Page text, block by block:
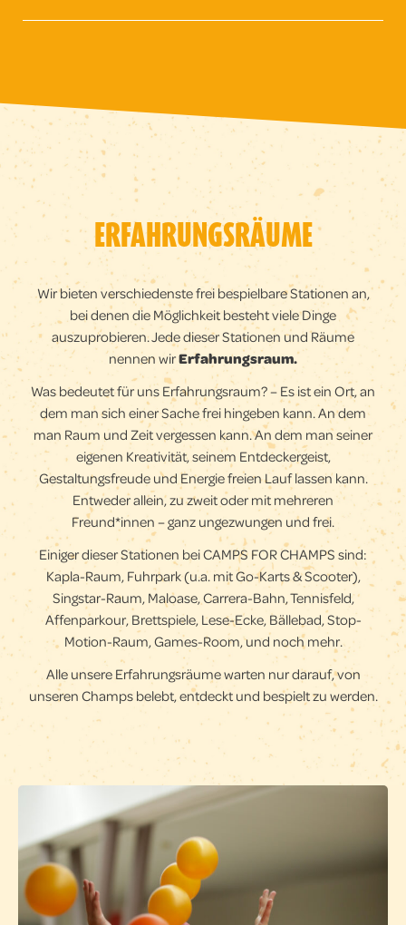
ERFAHRUNGSRÄUME
Wir bieten verschiedenste frei bespielbare Stationen an,
bei denen die Möglichkeit besteht viele Dinge
auszuprobieren. Jede dieser Stationen und Räume
nennen wirErfahrungsraum.
Was bedeutet für uns Erfahrungsraum? – Es ist ein Ort, an
dem man sich einer Sache frei hingeben kann. An dem
man Raum und Zeit vergessen kann. An dem man seiner
eigenen Kreativität, seinem Entdeckergeist,
Gestaltungsfreude und Energie freien Lauf lassen kann.
Entweder allein, zu zweit oder mit mehreren
Freund*innen – ganz ungezwungen und frei.
Einiger dieser Stationen bei CAMPS FOR CHAMPS sind:
Kapla-Raum, Fuhrpark (u.a. mit Go-Karts & Scooter),
Singstar-Raum, Maloase, Carrera-Bahn, Tennisfeld,
Affenparkour, Brettspiele, Lese-Ecke, Bällebad, Stop-
Motion-Raum, Games-Room, und noch mehr.
Alle unsere Erfahrungsräume warten nur darauf, von
unseren Champs belebt, entdeckt und bespielt zu werden.